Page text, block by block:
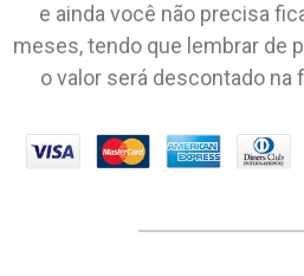
e ainda você não precisa
meses, tendo que lembrar de
o valor será descontado na